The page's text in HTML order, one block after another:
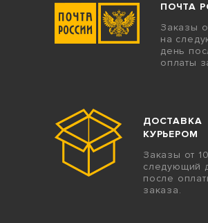
ПОЧТА
Заказы
на
день
оплаты
ДОСТАВКА
КУРЬЕРОМ
Заказы от
следующий
после
заказа.